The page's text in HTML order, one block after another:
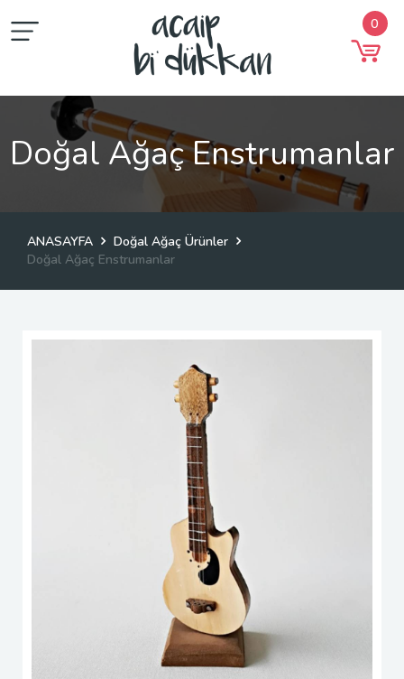
0
Doğal Ağaç Enstrumanlar
ANASAYFA
Doğal Ağaç Ürünler
Doğal Ağaç Enstrumanlar